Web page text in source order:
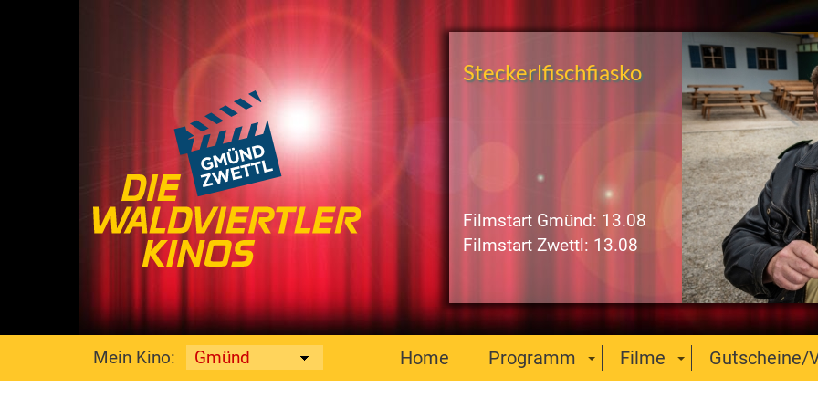
Steckerlfischfiasko
Filmstart Gmünd: 13.08
Filmstart Zwettl: 13.08
Home Programm Filme Gutscheine/
Mein Kino: